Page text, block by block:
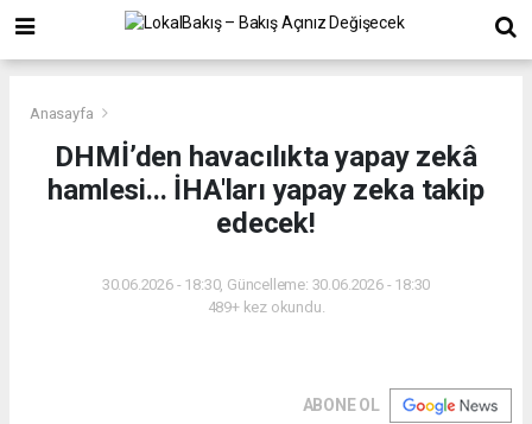
Anasayfa
DHMİ’den havacılıkta yapay zekâ
hamlesi... İHA'ları yapay zeka takip
edecek!
30.06.2026 - 18:30, Güncelleme: 30.06.2026 - 18:30
489+ kez okundu.
ABONE OL